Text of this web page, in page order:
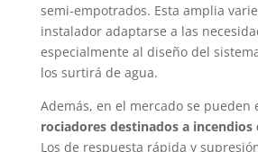
semi-empotrados. Esta amplia
instalador adaptarse a las
especialmente al diseño del
los surtirá de agua.
Además, en el mercado se pueden
rociadores destinados a incendios
Los de respuesta rápida y